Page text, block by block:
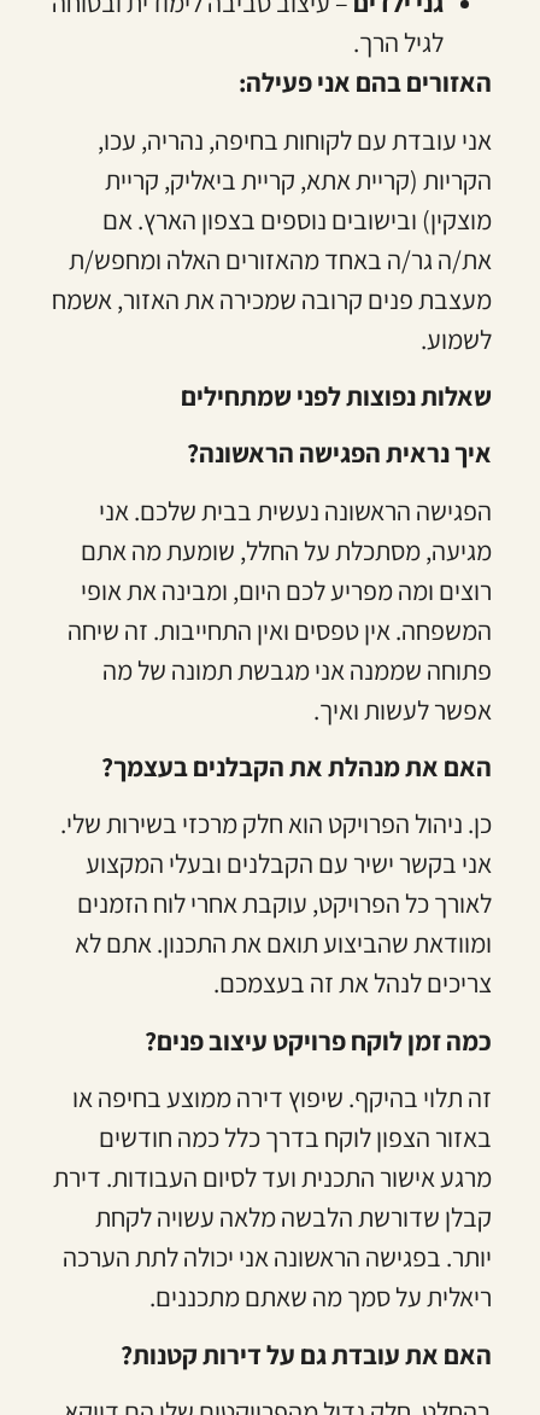
לגיל הרך.
האזורים בהם אני פעילה:
אני עובדת עם לקוחות בחיפה, נהריה, עכו,
הקריות (קריית אתא, קריית ביאליק, קריית
מוצקין) ובישובים נוספים בצפון הארץ. אם
את/ה גר/ה באחד מהאזורים האלה ומחפש/ת
מעצבת פנים קרובה שמכירה את האזור, אשמח
לשמוע.
שאלות נפוצות לפני שמתחילים
איך נראית הפגישה הראשונה?
הפגישה הראשונה נעשית בבית שלכם. אני
מגיעה, מסתכלת על החלל, שומעת מה אתם
רוצים ומה מפריע לכם היום, ומבינה את אופי
המשפחה. אין טפסים ואין התחייבות. זה שיחה
פתוחה שממנה אני מגבשת תמונה של מה
אפשר לעשות ואיך.
האם את מנהלת את הקבלנים בעצמך?
כן. ניהול הפרויקט הוא חלק מרכזי בשירות שלי.
אני בקשר ישיר עם הקבלנים ובעלי המקצוע
לאורך כל הפרויקט, עוקבת אחרי לוח הזמנים
ומוודאת שהביצוע תואם את התכנון. אתם לא
צריכים לנהל את זה בעצמכם.
כמה זמן לוקח פרויקט עיצוב פנים?
זה תלוי בהיקף. שיפוץ דירה ממוצע בחיפה או
באזור הצפון לוקח בדרך כלל כמה חודשים
מרגע אישור התכנית ועד לסיום העבודות. דירת
קבלן שדורשת הלבשה מלאה עשויה לקחת
יותר. בפגישה הראשונה אני יכולה לתת הערכה
ריאלית על סמך מה שאתם מתכננים.
האם את עובדת גם על דירות קטנות?